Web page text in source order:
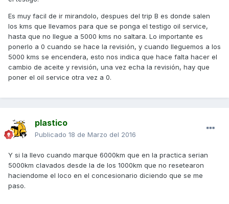
Es muy facil de ir mirandolo, despues del trip B es donde salen
los kms que llevamos para que se ponga el testigo oil service,
hasta que no llegue a 5000 kms no saltara. Lo importante es
ponerlo a 0 cuando se hace la revisión, y cuando lleguemos a los
5000 kms se encendera, esto nos indica que hace falta hacer el
cambio de aceite y revisión, una vez echa la revisión, hay que
poner el oil service otra vez a 0.
plastico
Publicado 18 de Marzo del 2016
Y si la llevo cuando marque 6000km que en la practica serian
5000km clavados desde la de los 1000km que no resetearon
haciendome el loco en el concesionario diciendo que se me
paso.